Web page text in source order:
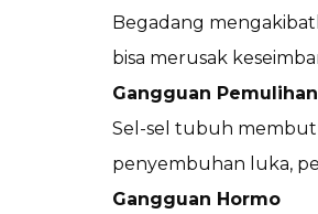
Begadang
bisa merusak
Gangguan
Sel-sel tubuh
penyembuhan luka,
Gangguan Hormo